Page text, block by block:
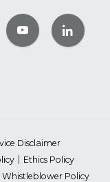
Disclaimer
Ethics Policy
Whistleblower Policy